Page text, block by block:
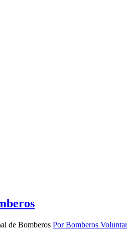
de Bomberos Por Bomberos